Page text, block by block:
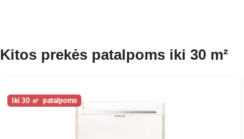
Kitos prekės patalpoms iki 30 m²
30